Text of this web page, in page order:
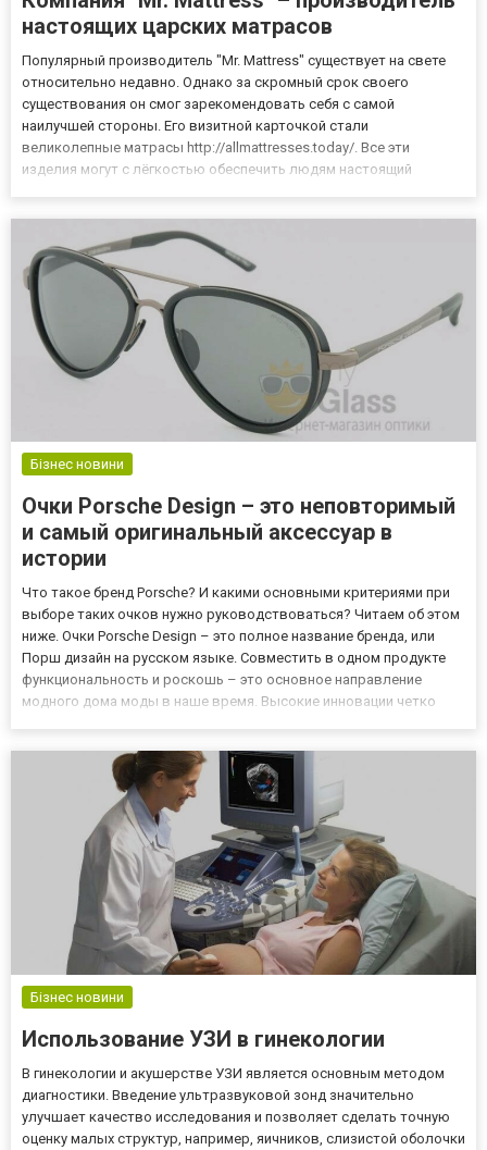
настоящих царских матрасов
Популярный производитель "Mr. Mattress" существует на свете
относительно недавно. Однако за скромный срок своего
существования он смог зарекомендовать себя с самой
наилучшей стороны. Его визитной карточкой стали
великолепные матрасы http://allmattresses.today/. Все эти
изделия могут с лёгкостью обеспечить людям настоящий
серий матрасов созд...
Бізнес новини
Очки Porsche Design – это неповторимый
и самый оригинальный аксессуар в
истории
Что такое бренд Porsche? И какими основными критериями при
выборе таких очков нужно руководствоваться? Читаем об этом
ниже. Очки Porsche Design – это полное название бренда, или
Порш дизайн на русском языке. Совместить в одном продукте
функциональность и роскошь – это основное направление
модного дома моды в наше время. Высокие инновации четко
Бізнес новини
Использование УЗИ в гинекологии
В гинекологии и акушерстве УЗИ является основным методом
диагностики. Введение ультразвуковой зонд значительно
улучшает качество исследования и позволяет сделать точную
оценку малых структур, например, яичников, слизистой оболочки